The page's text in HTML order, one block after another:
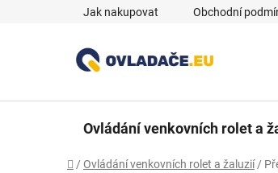
Jak nakupovat Obchodní
Ovládání venkovních rolet a
Domů
/ Ovládání venkovních rolet a žaluzií /